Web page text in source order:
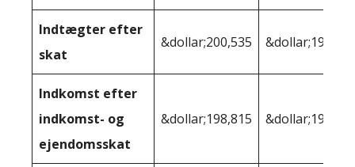
Indtægter efter
skat
&dollar;200,535
Indkomst efter
indkomst- og
ejendomsskat
&dollar;198,815